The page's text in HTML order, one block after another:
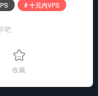
# 十元内VPS
吧
收藏